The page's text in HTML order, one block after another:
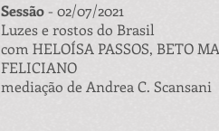
Sessão- 02/07/2021
Luzes e rostos do Brasil
com HELOÍSA PASSOS, BETO
FELICIANO
mediação de Andrea C. Scansani